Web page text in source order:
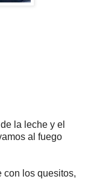
la leche y el
al fuego
con los quesitos,